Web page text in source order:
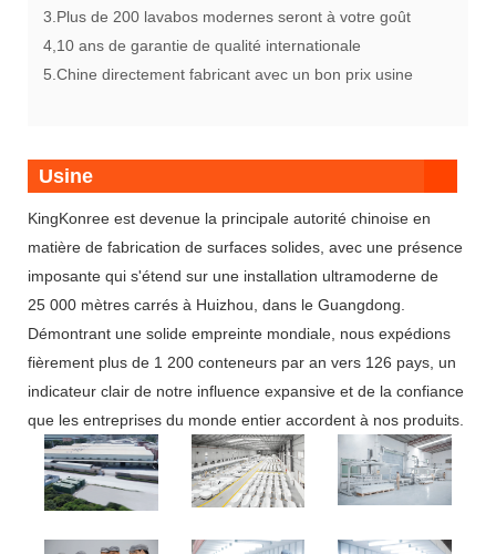
3.Plus de 200 lavabos modernes seront à votre goût
4,10 ans de garantie de qualité internationale
5.Chine directement fabricant avec un bon prix usine
Usine
KingKonree est devenue la principale autorité chinoise en
matière de fabrication de surfaces solides, avec une présence
imposante qui s'étend sur une installation ultramoderne de
25 000 mètres carrés à Huizhou, dans le Guangdong.
Démontrant une solide empreinte mondiale, nous expédions
fièrement plus de 1 200 conteneurs par an vers 126 pays, un
indicateur clair de notre influence expansive et de la confiance
que les entreprises du monde entier accordent à nos produits.